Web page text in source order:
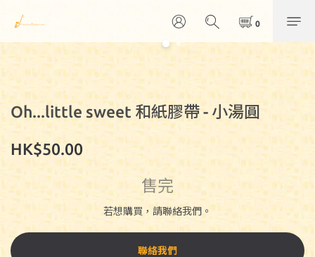
Oh...little sweet 和紙膠帶 - 小湯圓
HK$50.00
售完
若想購買，請聯絡我們。
聯絡我們